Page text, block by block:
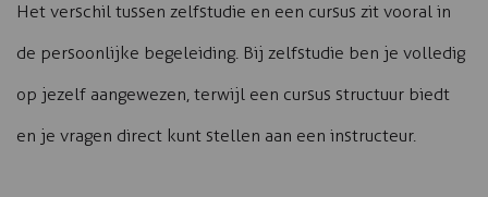
Het verschil tussen zelfstudie en een cursus zit vooral in
de persoonlijke begeleiding. Bij zelfstudie ben je volledig
op jezelf aangewezen, terwijl een cursus structuur biedt
en je vragen direct kunt stellen aan een instructeur.